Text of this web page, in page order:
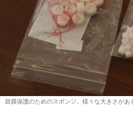
鼓膜保護のためのスポンジ。様々な大きさがあ